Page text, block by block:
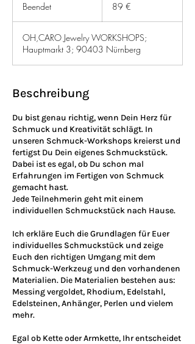
Beendet
n
d
e
89 €
OH,CARO Jewelry WORKSHOPS;
Hauptmarkt 3; 90403 Nürnberg
Beschreibung
Du bist genau richtig, wenn Dein Herz für
Schmuck und Kreativität schlägt. In
unseren Schmuck-Workshops kreierst und
fertigst Du Dein eigenes Schmuckstück.
Dabei ist es egal, ob Du schon mal
Erfahrungen im Fertigen von Schmuck
gemacht hast.
Jede Teilnehmerin geht mit einem
individuellen Schmuckstück nach Hause.
Ich erkläre Euch die Grundlagen für Euer
individuelles Schmuckstück und zeige
Euch den richtigen Umgang mit dem
Schmuck-Werkzeug und den vorhandenen
Materialien. Die Materialien bestehen aus:
Messing vergoldet, Rhodium, Edelstahl,
Edelsteinen, Anhänger, Perlen und vielem
mehr.
Egal ob Kette oder Armkette, Ihr entscheidet